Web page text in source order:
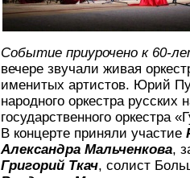
Событие приурочено к 60-
вечере звучали живая
именитых артистов. Юрий
народного оркестра
государственного оркестра
В концерте приняли участие
Александра Мальченкова,
Григорий Ткач, солист